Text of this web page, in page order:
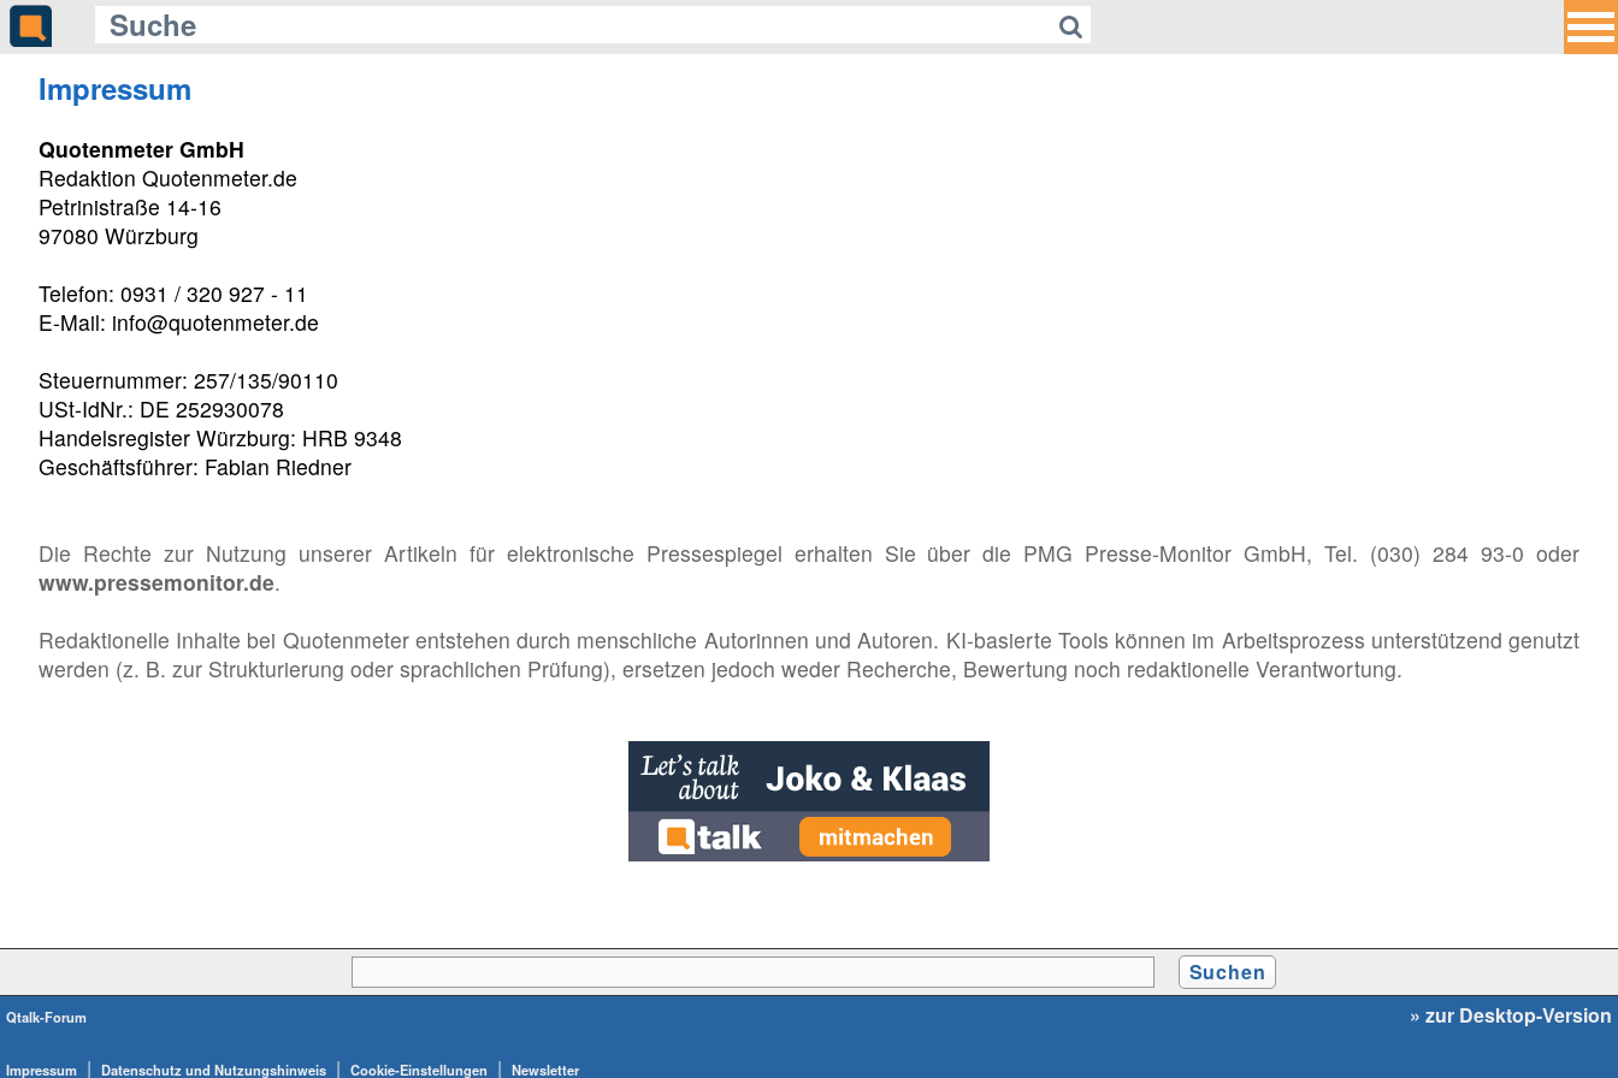
Impressum
Quotenmeter GmbH
Redaktion Quotenmeter.de
Petrinistraße 14-16
97080 Würzburg
Telefon: 0931 / 320 927 - 11
E-Mail: info@quotenmeter.de
Steuernummer: 257/135/90110
USt-IdNr.: DE 252930078
Handelsregister Würzburg: HRB 9348
Geschäftsführer: Fabian Riedner
Die Rechte zur Nutzung unserer Artikeln für elektronische Pressespiegel erhalten Sie über die PMG Presse-Monitor GmbH, Tel. (030) 284 93-0 oder
www.pressemonitor.de.
Redaktionelle Inhalte bei Quotenmeter entstehen durch menschliche Autorinnen und Autoren. KI-basierte Tools können im Arbeitsprozess unterstützend genutzt
werden (z. B. zur Strukturierung oder sprachlichen Prüfung), ersetzen jedoch weder Recherche, Bewertung noch redaktionelle Verantwortung.
Qtalk-Forum » zur Desktop-Version
Impressum | Datenschutz und Nutzungshinweis | Cookie-Einstellungen | Newsletter